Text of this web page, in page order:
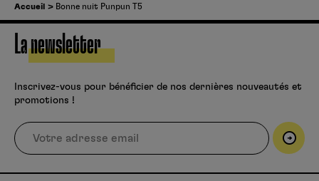
Accueil Bonne nuit Punpun T5
La newsletter
Inscrivez-vous pour bénéficier de nos dernières nouveautés et
promotions !